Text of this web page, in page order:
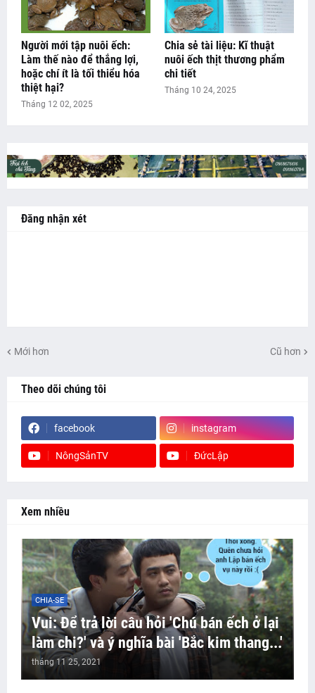
Người mới tập nuôi ếch:
Làm thế nào để thắng lợi,
hoặc chí ít là tối thiểu hóa
thiệt hại?
Tháng 12 02, 2025
Chia sẻ tài liệu: Kĩ thuật
nuôi ếch thịt thương phẩm
chi tiết
Tháng 10 24, 2025
Đăng nhận xét
Mới hơn Cũ hơn
Theo dõi chúng tôi
facebook instagram
NôngSảnTV ĐứcLập
Xem nhiều
CHIA-SE
Vui: Để trả lời câu hỏi 'Chú bán ếch ở lại
làm chi?' và ý nghĩa bài 'Bắc kim thang...'
tháng 11 25, 2021